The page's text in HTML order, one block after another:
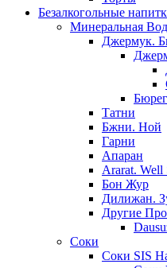
Безалкогольные
Минеральная
Джермук.
Бюрег
Татни
Бжни. Ной
Гарни
Апаран
Ararat. Well
Бон Жур
Дилижан.
Другие
Соки
Соки SIS